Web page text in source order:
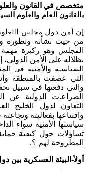
متخصص في القانون
بالقانون العام والعلوم
إن أمن دول مجلس التعاون
من حيث نشأته وتطوره
المجلس وهو ركيزة مهمة
بظلاله على الأمن
السياسية والأمنية في
التي عصفت بالمنطقة
والتي دفعتها في سبيل
الصراعات الدولية عن
واقتناعها بفعاليته
سياستها الأمنية سواء
تساؤلات حول كيفية
المطروحة لهم ؟.
أولاً-البيئة العسكرية بين